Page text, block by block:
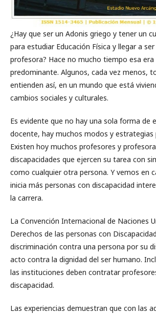
¿Hay que ser un Adonis griego y tener un
para estudiar Educación Física y llegar a
profesora? Hace no mucho tiempo esa era
predominante. Algunos, cada vez menos,
entienden así, en un mundo que está
cambios sociales y culturales.
Es evidente que no hay una sola forma de
docente, hay muchos modos y estrategias
Existen hoy muchos profesores y
discapacidades que ejercen su tarea con
como cualquier otra persona. Y vemos en
inicia más personas con discapacidad
la carrera.
La Convención Internacional de Naciones
Derechos de las personas con
discriminación contra una persona por su
acto contra la dignidad del ser humano.
las instituciones deben contratar
discapacidad.
Las experiencias demuestran que con las